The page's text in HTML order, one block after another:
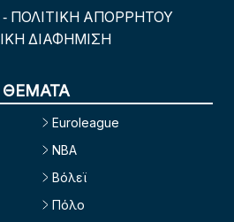
- ΠΟΛΙΤΙΚΗ ΑΠΟΡΡΗΤΟΥ
ΔΙΑΦΗΜΙΣΗ
ΘΕΜΑΤΑ
Euroleague
NBA
Βόλεϊ
Πόλο